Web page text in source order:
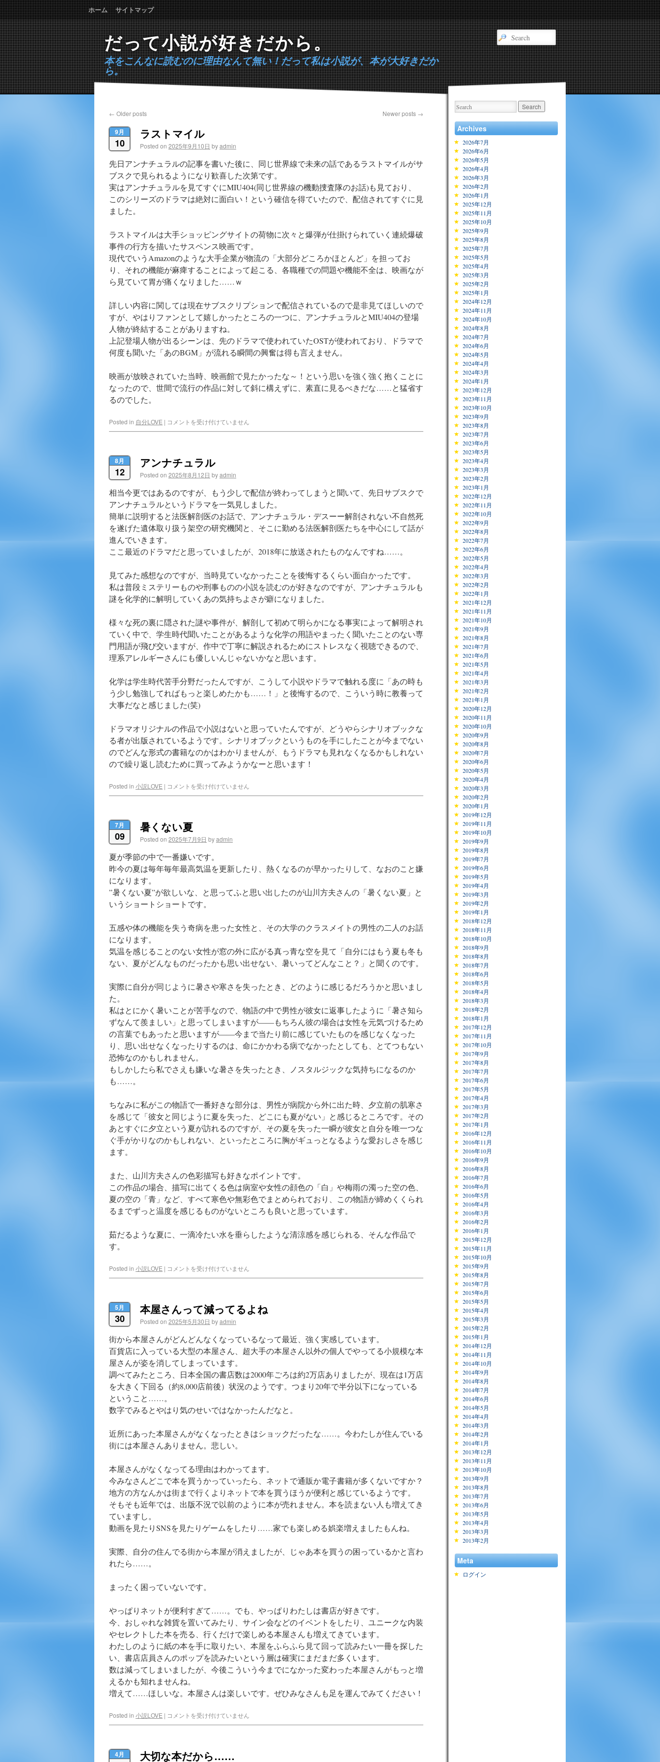
ホーム サイトマップ
だって小説が好きだから。
本をこんなに読むのに理由なんて無い！だって私は小説が、本が大好きだか
ら。
← Older posts Newer posts →
9月
10
ラストマイル
Posted on 2025年9月10日 byadmin
先日アンナチュラルの記事を書いた後に、同じ世界線で未来の話であるラストマイルがサ
ブスクで見られるようになり歓喜した次第です。
実はアンナチュラルを見てすぐにMIU404(同じ世界線の機動捜査隊のお話)も見ており、
このシリーズのドラマは絶対に面白い！という確信を得ていたので、配信されてすぐに見
ました。
ラストマイルは大手ショッピングサイトの荷物に次々と爆弾が仕掛けられていく連続爆破
事件の行方を描いたサスペンス映画です。
現代でいうAmazonのような大手企業が物流の「大部分どころかほとんど」を担ってお
り、それの機能が麻痺することによって起こる、各職種での問題や機能不全は、映画なが
ら見ていて胃が痛くなりました……ｗ
詳しい内容に関しては現在サブスクリプションで配信されているので是非見てほしいので
すが、やはりファンとして嬉しかったところの一つに、アンナチュラルとMIU404の登場
人物が終結することがありますね。
上記登場人物が出るシーンは、先のドラマで使われていたOSTが使われており、ドラマで
何度も聞いた「あのBGM」が流れる瞬間の興奮は得も言えません。
映画が放映されていた当時、映画館で見たかったな～！という思いを強く強く抱くことに
なったので、世間で流行の作品に対して斜に構えずに、素直に見るべきだな……と猛省す
るのでした。
Posted in 自分LOVE | コメントを受け付けていません
8月
12
アンナチュラル
Posted on 2025年8月12日 byadmin
相当今更ではあるのですが、もう少しで配信が終わってしまうと聞いて、先日サブスクで
アンナチュラルというドラマを一気見しました。
簡単に説明すると法医解剖医のお話で、アンナチュラル・デスーー解剖されない不自然死
を遂げた遺体取り扱う架空の研究機関と、そこに勤める法医解剖医たちを中心にして話が
進んでいきます。
ここ最近のドラマだと思っていましたが、2018年に放送されたものなんですね……。
見てみた感想なのですが、当時見ていなかったことを後悔するくらい面白かったです。
私は普段ミステリーものや刑事ものの小説を読むのが好きなのですが、アンナチュラルも
謎を化学的に解明していくあの気持ちよさが癖になりました。
様々な死の裏に隠された謎や事件が、解剖して初めて明らかになる事実によって解明され
ていく中で、学生時代聞いたことがあるような化学の用語やまったく聞いたことのない専
門用語が飛び交いますが、作中で丁寧に解説されるためにストレスなく視聴できるので、
理系アレルギーさんにも優しいんじゃないかなと思います。
化学は学生時代苦手分野だったんですが、こうして小説やドラマで触れる度に「あの時も
う少し勉強してればもっと楽しめたかも……！」と後悔するので、こういう時に教養って
大事だなと感じました(笑)
ドラマオリジナルの作品で小説はないと思っていたんですが、どうやらシナリオブックな
る者が出版されているようです。シナリオブックというものを手にしたことが今までない
のでどんな形式の書籍なのかはわかりませんが、もうドラマも見れなくなるかもしれない
ので繰り返し読むために買ってみようかなーと思います！
Posted in 小説LOVE | コメントを受け付けていません
7月
09
暑くない夏
Posted on 2025年7月9日 byadmin
夏が季節の中で一番嫌いです。
昨今の夏は毎年毎年最高気温を更新したり、熱くなるのが早かったりして、なおのこと嫌
になります。
”暑くない夏”が欲しいな、と思ってふと思い出したのが山川方夫さんの「暑くない夏」と
いうショートショートです。
五感や体の機能を失う奇病を患った女性と、その大学のクラスメイトの男性の二人のお話
になります。
気温を感じることのない女性が窓の外に広がる真っ青な空を見て「自分にはもう夏も冬も
ない、夏がどんなものだったかも思い出せない、暑いってどんなこと？」と聞くのです。
実際に自分が同じように暑さや寒さを失ったとき、どのように感じるだろうかと思いまし
た。
私はとにかく暑いことが苦手なので、物語の中で男性が彼女に返事したように「暑さ知ら
ずなんて羨ましい」と思ってしまいますが――もちろん彼の場合は女性を元気づけるため
の言葉でもあったと思いますが――今まで当たり前に感じていたものを感じなくなった
り、思い出せなくなったりするのは、命にかかわる病でなかったとしても、とてつもない
恐怖なのかもしれません。
もしかしたら私でさえも嫌いな暑さを失ったとき、ノスタルジックな気持ちになるのか
も……。
ちなみに私がこの物語で一番好きな部分は、男性が病院から外に出た時、夕立前の肌寒さ
を感じて「彼女と同じように夏を失った、どこにも夏がない」と感じるところです。その
あとすぐに夕立という夏が訪れるのですが、その夏を失った一瞬が彼女と自分を唯一つな
ぐ手がかりなのかもしれない、といったところに胸がギュっとなるような愛おしさを感じ
ます。
また、山川方夫さんの色彩描写も好きなポイントです。
この作品の場合、描写に出てくる色は病室や女性の顔色の「白」や梅雨の濁った空の色、
夏の空の「青」など、すべて寒色や無彩色でまとめられており、この物語が締めくくられ
るまでずっと温度を感じるものがないところも良いと思っています。
茹だるような夏に、一滴冷たい水を垂らしたような清涼感を感じられる、そんな作品で
す。
Posted in 小説LOVE | コメントを受け付けていません
5月
30
本屋さんって減ってるよね
Posted on 2025年5月30日 byadmin
街から本屋さんがどんどんなくなっているなって最近、強く実感しています。
百貨店に入っている大型の本屋さん、超大手の本屋さん以外の個人でやってる小規模な本
屋さんが姿を消してしまっています。
調べてみたところ、日本全国の書店数は2000年ごろは約2万店ありましたが、現在は1万店
を大きく下回る（約8,000店前後）状況のようです。つまり20年で半分以下になっている
ということ……。
数字でみるとやはり気のせいではなかったんだなと。
近所にあった本屋さんがなくなったときはショックだったな……。今わたしが住んでいる
街には本屋さんありません。悲しい。
本屋さんがなくなってる理由はわかってます。
今みなさんどこで本を買うかっていったら、ネットで通販か電子書籍が多くないですか？
地方の方なんかは街まで行くよりネットで本を買うほうが便利と感じているようです。
そもそも近年では、出版不況で以前のように本が売れません。本を読まない人も増えてき
ていますし。
動画を見たりSNSを見たりゲームをしたり……家でも楽しめる娯楽増えましたもんね。
実際、自分の住んでる街から本屋が消えましたが、じゃあ本を買うの困っているかと言わ
れたら……。
まったく困っていないです。
やっぱりネットが便利すぎて……。でも、やっぱりわたしは書店が好きです。
今、おしゃれな雑貨を置いてみたり、サイン会などのイベントをしたり、ユニークな内装
やセレクトした本を売る、行くだけで楽しめる本屋さんも増えてきています。
わたしのように紙の本を手に取りたい、本屋をふらふら見て回って読みたい一冊を探した
い、書店店員さんのポップを読みたいという層は確実にまだまだ多くいます。
数は減ってしまいましたが、今後こういう今までになかった変わった本屋さんがもっと増
えるかも知れませんね。
増えて……ほしいな。本屋さんは楽しいです。ぜひみなさんも足を運んでみてください！
Posted in 小説LOVE | コメントを受け付けていません
4月 大切な本だから……
Archives
2026年7月
2026年6月
2026年5月
2026年4月
2026年3月
2026年2月
2026年1月
2025年12月
2025年11月
2025年10月
2025年9月
2025年8月
2025年7月
2025年5月
2025年4月
2025年3月
2025年2月
2025年1月
2024年12月
2024年11月
2024年10月
2024年8月
2024年7月
2024年6月
2024年5月
2024年4月
2024年3月
2024年1月
2023年12月
2023年11月
2023年10月
2023年9月
2023年8月
2023年7月
2023年6月
2023年5月
2023年4月
2023年3月
2023年2月
2023年1月
2022年12月
2022年11月
2022年10月
2022年9月
2022年8月
2022年7月
2022年6月
2022年5月
2022年4月
2022年3月
2022年2月
2022年1月
2021年12月
2021年11月
2021年10月
2021年9月
2021年8月
2021年7月
2021年6月
2021年5月
2021年4月
2021年3月
2021年2月
2021年1月
2020年12月
2020年11月
2020年10月
2020年9月
2020年8月
2020年7月
2020年6月
2020年5月
2020年4月
2020年3月
2020年2月
2020年1月
2019年12月
2019年11月
2019年10月
2019年9月
2019年8月
2019年7月
2019年6月
2019年5月
2019年4月
2019年3月
2019年2月
2019年1月
2018年12月
2018年11月
2018年10月
2018年9月
2018年8月
2018年7月
2018年6月
2018年5月
2018年4月
2018年3月
2018年2月
2018年1月
2017年12月
2017年11月
2017年10月
2017年9月
2017年8月
2017年7月
2017年6月
2017年5月
2017年4月
2017年3月
2017年2月
2017年1月
2016年12月
2016年11月
2016年10月
2016年9月
2016年8月
2016年7月
2016年6月
2016年5月
2016年4月
2016年3月
2016年2月
2016年1月
2015年12月
2015年11月
2015年10月
2015年9月
2015年8月
2015年7月
2015年6月
2015年5月
2015年4月
2015年3月
2015年2月
2015年1月
2014年12月
2014年11月
2014年10月
2014年9月
2014年8月
2014年7月
2014年6月
2014年5月
2014年4月
2014年3月
2014年2月
2014年1月
2013年12月
2013年11月
2013年10月
2013年9月
2013年8月
2013年7月
2013年6月
2013年5月
2013年4月
2013年3月
2013年2月
Meta
ログイン